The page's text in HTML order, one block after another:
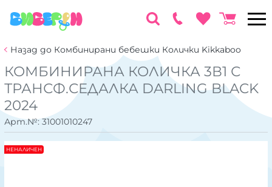
Назад до Комбинирани бебешки Колички Kikkaboo
КОМБИНИРАНА КОЛИЧКА 3В1 С
ТРАНСФ.СЕДАЛКА DARLING BLACK
2024
Арт.№:31001010247
НЕНАЛИЧЕН